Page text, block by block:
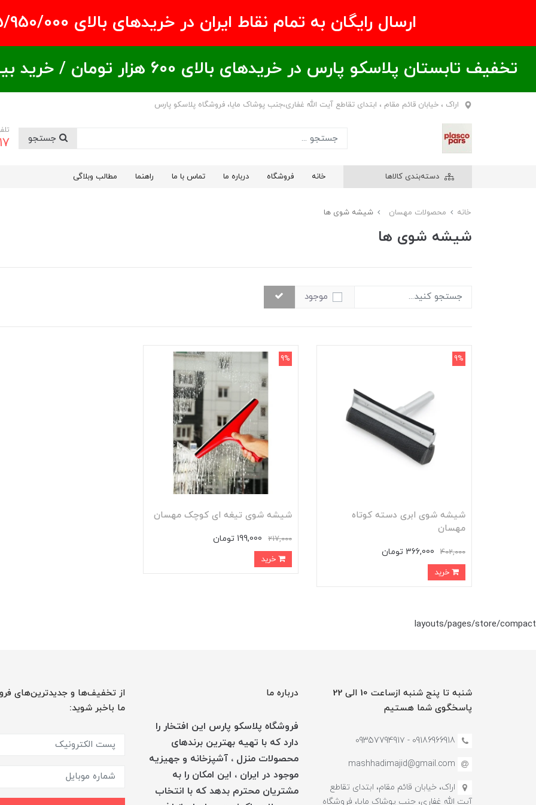
ارسال رایگان به تمام نقاط ایران در خریدهای بالای ۵/950/000 تومان
تخفیف تابستان پلاسکو پارس در خریدهای بالای ۶00 هزار تومان / خرید بیشتر = تخفیف بیشتر
اراک ، خیابان قائم مقام ، ابتدای تقاطع آیت الله غفاری،جنب پوشاک مایا، فروشگاه پلاسکو پارس
دسته‌بندی کالاها خانه فروشگاه درباره ما تماس با ما راهنما مطالب وبلاگی
خانه محصولات مهسان شیشه شوی ها
شیشه شوی ها
موجود
شیشه شوی ابری دسته کوتاه
مهسان
402,000 366,000 تومان
9%
شیشه شوی تیغه ای کوچک مهسان
217,000 199,000 تومان
9%
layouts/pages/store/compact
شنبه تا پنج شنبه ازساعت 10 الی 22
پاسخگوی شما هستیم
09186966918 - 0935779491۷
mashhadimajid@gmail.com
اراک، خیابان قائم مقام، ابتدای تقاطع
آیت الله غفاری، جنب پوشاک مایا، فروشگاه
درباره ما
فروشگاه پلاسکو پارس این افتخار را
دارد که با تهیه بهترین برندهای
محصولات منزل ، آشپزخانه و جهیزیه
موجود در ایران ، این امکان را به
مشتریان محترم بدهد که با انتخاب
از تخفیف‌ها و جدیدترین‌های
ما باخبر شوید: